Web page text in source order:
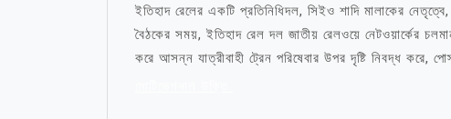
ইতিহাদ রেলের একটি প্রতিনিধিদল, সিইও শাদি মালাকের
বৈঠকের সময়, ইতিহাদ রেল দল জাতীয় রেলওয়ে নেটওয়ার্কের
করে আসন্ন যাত্রীবাহী ট্রেন পরিষেবার উপর দৃষ্টি নিবদ্ধ করে,